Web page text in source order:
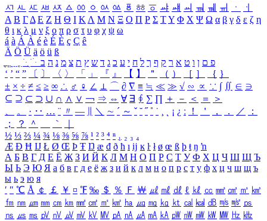
ㅺ ㅻ ㅼ ㅽ ㅾ ㅿ ㆀ ㆁ ㆂ ㆃ ㆄ ㆅ ㆆ ㆇ ㆈ ㆉ ㆊ ㆋ ㆌ ㆍ
ㆎ
Α Β ΓΔ Ε Ζ Η Θ Ι ΚΛ Μ Ν Ξ Ο Π Ρ Σ ΤΥ Φ Χ Ψ Ω α β γ δ ε ζ η
θ ι κ λ μ ν ξ ο π ρ σ τ υ φ χ ψ ω
á à Á À é è É È ç Ç ê
Ä Ö Ü ä ö ü ß
ִֶֹ ֻּ ׁׂ פ ם ן ו ט א ר ק ף ך ל ח י ע כ ג ד ש ץ ת צ מ נ ה ב
‘ ’ “ ” 〔 〕 〈 〉 「 」 『 』 【 】 ＂ （ ） ［ ］ ｛ ｝
± × ÷ ≠ ≤ ≥ ∞ ∴ ♂ ♀ ∠ ⊥ ⌒ ∂ ∇ ≡ ≒ ≪ ≫ √ ∽ ∝ ∵ ∫ ∬ ∈ ∋
⊆ ⊇ ⊂ ⊃ ∪ ∩ ∧ ∨ ￢ ⇒ ⇔ ∀ ∃ ∮ ∑ ∏ ＋ － ＜ ＝
＞
、
。 · ‥ … ¨ 〃 ― ＼ ∼ ´ ～ ˇ ˘ ˝ ˚ ˙ ¸ ¡ ¿ ː ！ ＇ ， ． ／
：
；
？ ＾ ｀
½ ⅓ ⅔ ¼ ¾ ⅛ ⅜ ⅝ ⅞ ¹ ² ³ ⁴ ⁿ ₁ ₂ ₃ ₄
Æ Ð Ħ Ĳ Ł Ø Œ Þ Ŧ Ŋ æ đ ð ħ ı ĳ ĸ ŀ ł ø œ ß þ ŧ ŋ ŉ
А Б В Г Д Е Ё Ж З И Й К Л М Н О П Р С Т У Ф Х Ц Ч Ш Щ Ъ
Ы Ь Э Ю Я а б в г д е ё ж з и й к л м н о п р с т у ф х ц ч ш щ ъ
ы ь э ю я
′ ″ ℃ Å ￠ ￡ ￥ ¤ ℉ ‰ ＄ ％ Ｆ ￦ ㎕ ㎖ ㎗ ℓ ㎘ ㏄ ㎣ ㎤ ㎥ ㎦
㎙ ㎚ ㎛ ㎜ ㎝ ㎞ ㎟ ㎠ ㎡ ㎢ ㏊ ㎍ ㎎ ㎏ ㏏ ㎈ ㎉ ㏈ ㎧ ㎨ ㎰
㎱ ㎲ ㎳ ㎴ ㎵ ㎶ ㎷ ㎸ ㎹ ㎀ ㎁ ㎂ ㎃ ㎄ ㎺ ㎻ ㎽ ㎾ ㎿ ㎐ ㎑